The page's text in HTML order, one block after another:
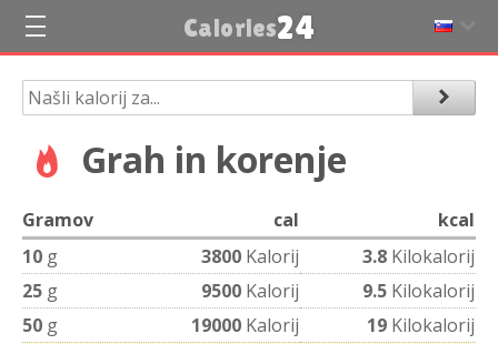
Calories24
Grah in korenje
Gramov cal
kcal
10 g 3800 Kalorij 3.8 Kilokalorij
25 g 9500 Kalorij 9.5 Kilokalorij
50 g 19000 Kalorij 19 Kilokalorij